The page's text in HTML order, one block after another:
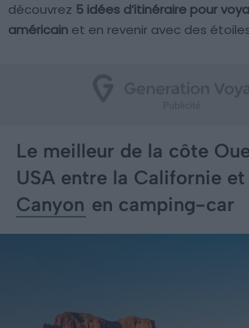
découvrez 5 idées d’itinéraire pour
américain et en revenir avec des
Le meilleur de la côte
USA entre la Californie
Canyon en camping-car